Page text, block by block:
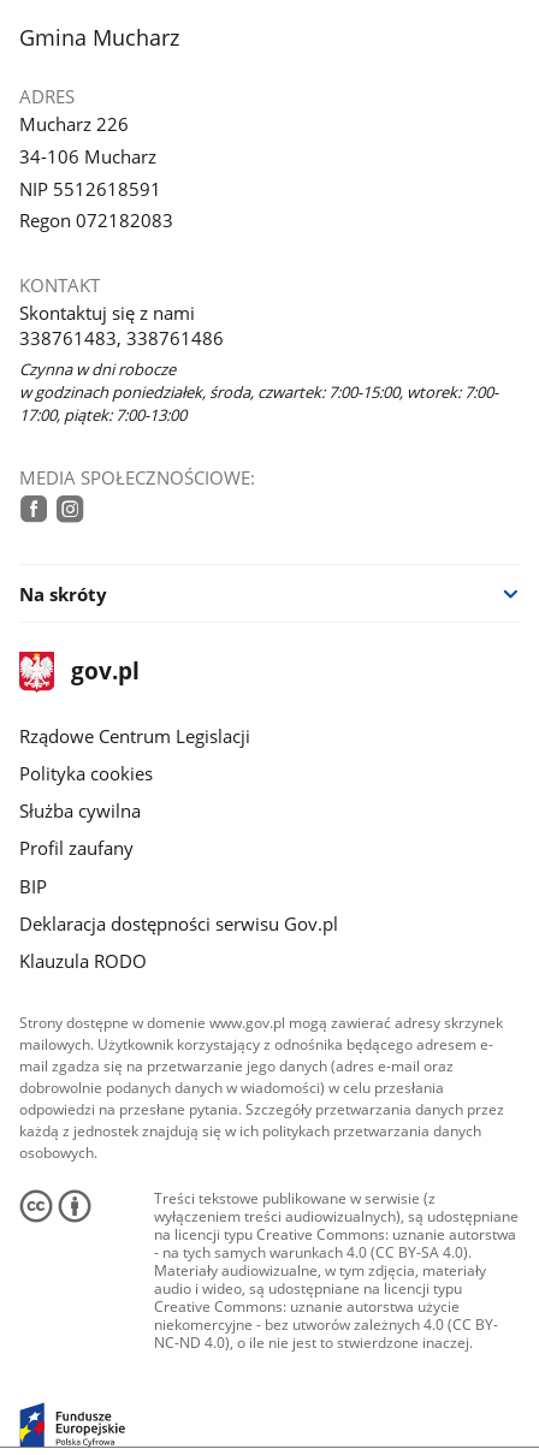
stopka
Gmina Mucharz
ADRES
Mucharz 226
34-106 Mucharz
NIP 5512618591
Regon 072182083
KONTAKT
Skontaktuj się z nami
338761483, 338761486
Czynna w dni robocze
w godzinach poniedziałek, środa, czwartek: 7:00-15:00, wtorek: 7:00-
17:00, piątek: 7:00-13:00
MEDIA SPOŁECZNOŚCIOWE:
Na skróty
stopka
gov.plStrona
gov.pl
Rządowe Centrum Legislacji
Polityka cookies
Służba cywilna
Profil zaufany
BIP
Deklaracja dostępności serwisu Gov.pl
Klauzula RODO
Strony dostępne w domenie www.gov.pl mogą zawierać adresy skrzynek
mailowych. Użytkownik korzystający z odnośnika będącego adresem e-
mail zgadza się na przetwarzanie jego danych (adres e-mail oraz
dobrowolnie podanych danych w wiadomości) w celu przesłania
odpowiedzi na przesłane pytania. Szczegóły przetwarzania danych przez
każdą z jednostek znajdują się w ich politykach przetwarzania danych
osobowych.
Treści tekstowe publikowane w serwisie (z
wyłączeniem treści audiowizualnych), są udostępniane
na licencji typu Creative Commons: uznanie autorstwa
- na tych samych warunkach 4.0 (CC BY-SA 4.0).
Materiały audiowizualne, w tym zdjęcia, materiały
audio i wideo, są udostępniane na licencji typu
Creative Commons: uznanie autorstwa użycie
niekomercyjne - bez utworów zależnych 4.0 (CC BY-
NC-ND 4.0), o ile nie jest to stwierdzone inaczej.